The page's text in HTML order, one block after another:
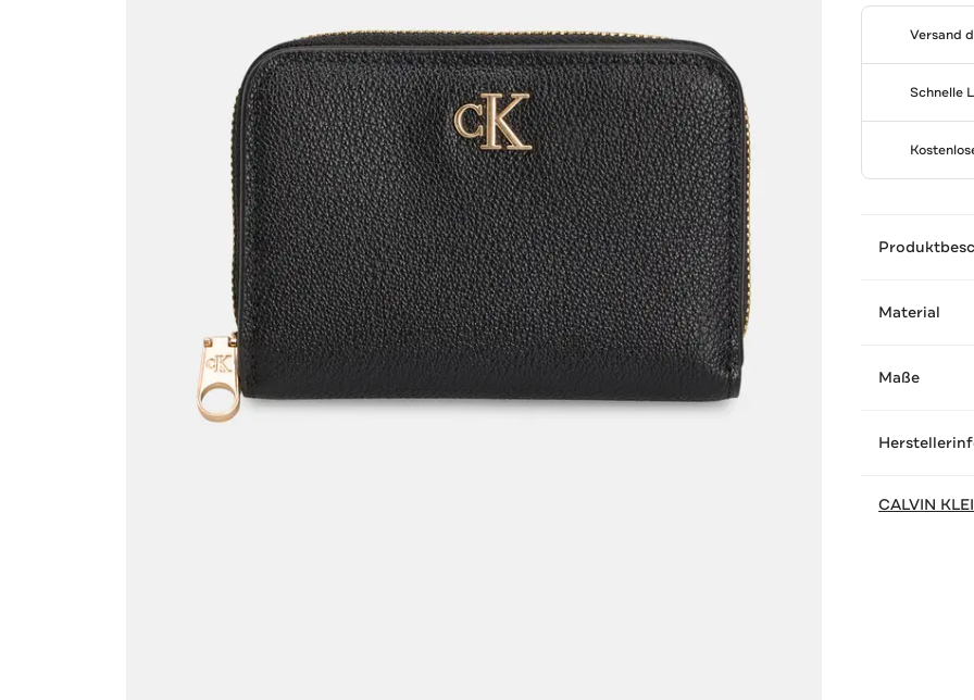
Versand
Schnelle
Material
Maße
CALVIN